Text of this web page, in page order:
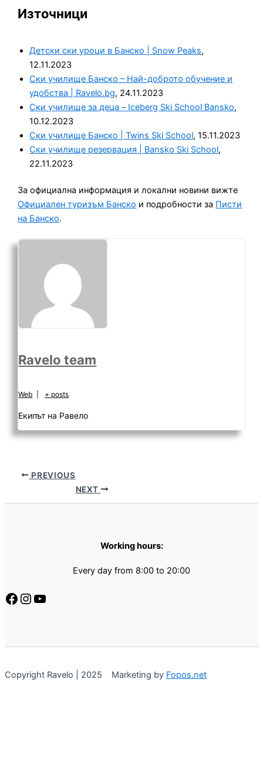
Източници
Детски ски уроци в Банско | Snow Peaks,
12.11.2023
Ски училище Банско – Най-доброто обучение и
удобства | Ravelo.bg, 24.11.2023
Ски училище за деца – Iceberg Ski School Bansko,
10.12.2023
Ски училище Банско | Twins Ski School, 15.11.2023
Ски училище резервация | Bansko Ski School,
22.11.2023
За официална информация и локални новини вижте
Официален туризъм Банско и подробности за Писти
на Банско.
Ravelo team
Web + posts
Екипът на Равело
PREVIOUS
NEXT
Working hours:
Every day from 8:00 to 20:00
Copyright Ravelo | 2025 Marketing by Fopos.net